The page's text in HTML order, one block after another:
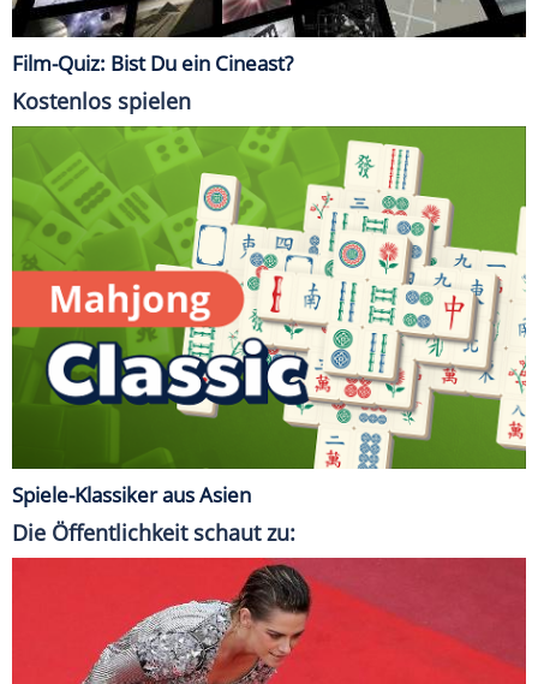
Film-Quiz: Bist Du ein Cineast?
Kostenlos spielen
Spiele-Klassiker aus Asien
Die Öffentlichkeit schaut zu: